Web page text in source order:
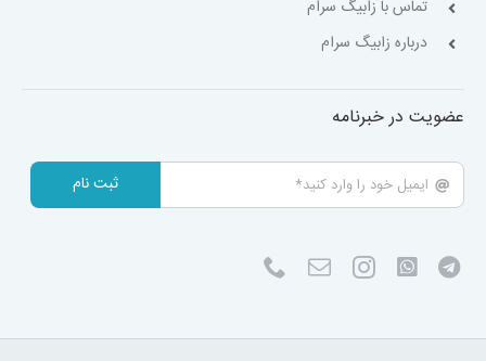
تماس با زابیگ سرام
درباره زابیگ سرام
عضویت در خبرنامه
ثبت نام